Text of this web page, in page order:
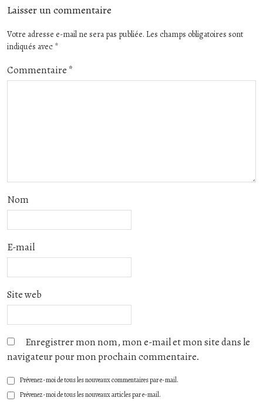
Laisser un commentaire
Votre adresse e-mail ne sera pas publiée. Les champs obligatoires sont
indiqués avec *
Commentaire *
Nom
E-mail
Site web
Enregistrer mon nom, mon e-mail et mon site dans le
navigateur pour mon prochain commentaire.
Prévenez-moi de tous les nouveaux commentaires par e-mail.
Prévenez-moi de tous les nouveaux articles par e-mail.